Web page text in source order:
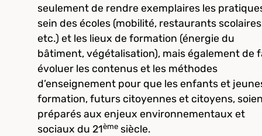
seulement de rendre exemplaires les
sein des écoles (mobilité, restaurants
etc.) et les lieux de formation (énergie du
bâtiment, végétalisation), mais également de
évoluer les contenus et les méthodes
d’enseignement pour que les enfants et
formation, futurs citoyennes et citoyens,
préparés aux enjeux environnementaux et
sociaux du 21ème siècle.